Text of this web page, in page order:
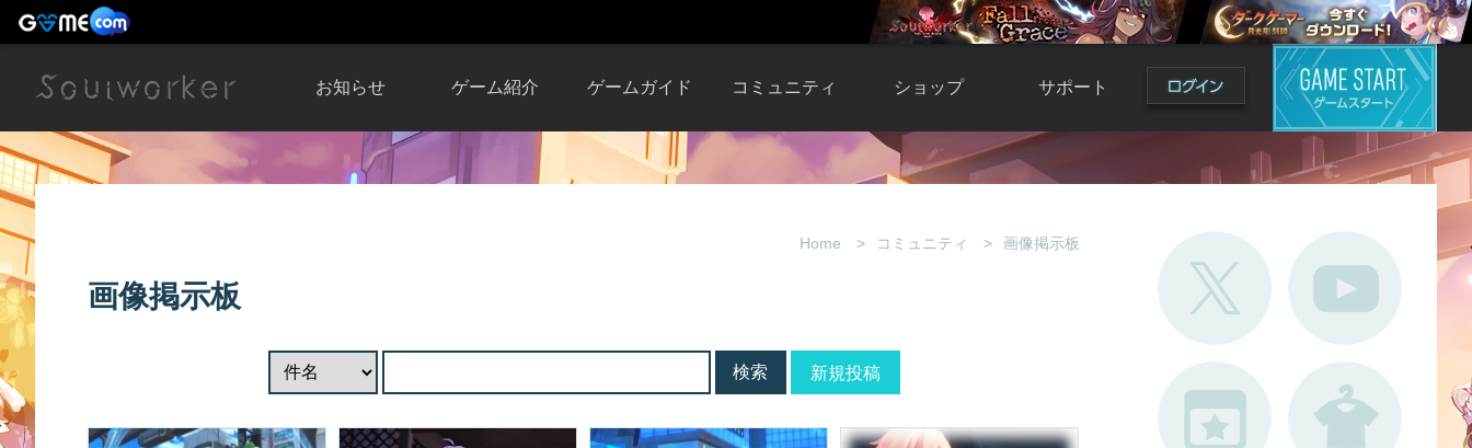
お知らせ
お知らせ一覧
ゲーム紹介
ソウルワーカー
アップデート履
歴
ゲームガイド
ガイド総合もく
コミュニティ
自由掲示板
画像掲示板
ショップ
Y.Pの購入
アイテムカタロ
サポート
よくある質問
不具合対応状況
Home コミュニティ 画像掲示板
画像掲示板
新規投稿